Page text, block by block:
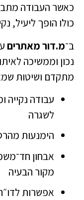
כאשר העבודה
כולו הופך ליעיל,
ב־מ.דור מאתרים
נכון וממשיכה
מתקדם ושיטות
עבודה נקייה
לשגרה
הימנעות
אבחון
מקור הבעיה
אפשרות